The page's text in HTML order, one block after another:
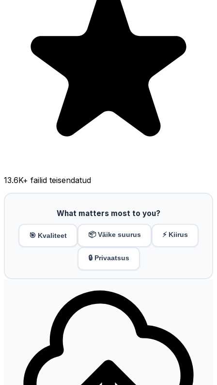
13.6K+ failid teisendatud
What matters most to you?
🎯 Kvaliteet 📦 Väike suurus ⚡ Kiirus
🔒 Privaatsus